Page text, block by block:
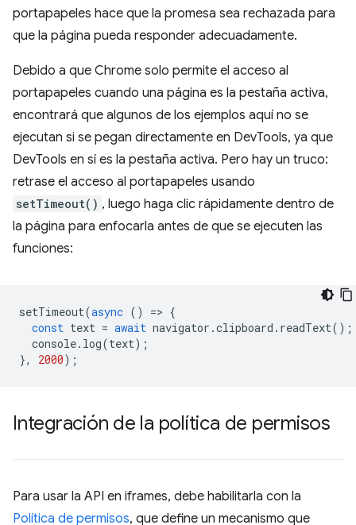
portapapeles hace que la promesa sea rechazada para
que la página pueda responder adecuadamente.
Debido a que Chrome solo permite el acceso al
portapapeles cuando una página es la pestaña activa,
encontrará que algunos de los ejemplos aquí no se
ejecutan si se pegan directamente en DevTools, ya que
DevTools en sí es la pestaña activa. Pero hay un truco:
retrase el acceso al portapapeles usando
setTimeout() , luego haga clic rápidamente dentro de
la página para enfocarla antes de que se ejecuten las
funciones:
setTimeout(async () => {
const text = await navigator .clipboard . readText();
console. log(text);
},
2000);
Integración de la política de permisos
Para usar la API en iframes, debe habilitarla con la
Política de permisos, que define un mecanismo que